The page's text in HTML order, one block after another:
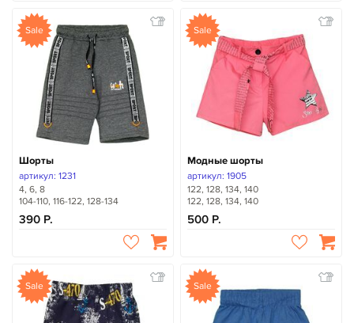
Sale
Шорты
артикул: 1231
4, 6, 8
104-110, 116-122, 128-134
390
Sale
Модные шорты
артикул: 1905
122, 128, 134, 140
122, 128, 134, 140
500
Sale Sale